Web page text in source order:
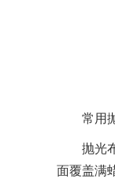
常用抛
抛光布
面覆盖满